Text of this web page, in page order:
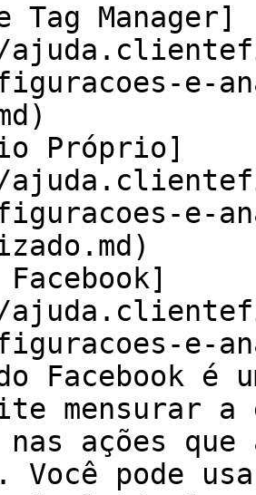
Tag Manager]
e-
Próprio]
e-
e-
Facebook é
mensurar
nas ações
pode